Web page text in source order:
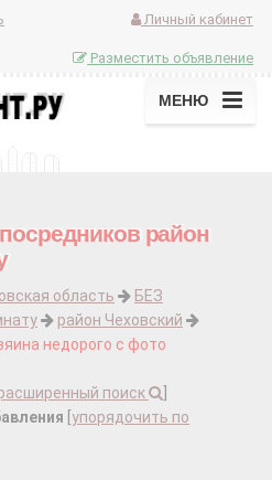
Личный кабинет
Разместить объявление
МЕНЮ
район
область
БЕЗ
район Чеховский
недорого с фото
поиск
упорядочить по